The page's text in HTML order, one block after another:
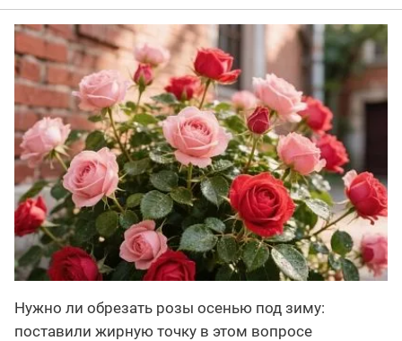
Нужно ли обрезать розы осенью под зиму:
поставили жирную точку в этом вопросе